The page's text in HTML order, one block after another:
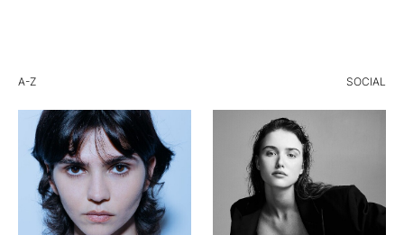
A-Z SOCIAL